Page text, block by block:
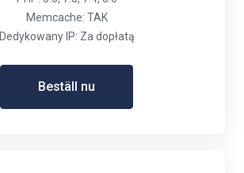
Memcache: TAK
Dedykowany IP: Za dopłatą
Beställ nu